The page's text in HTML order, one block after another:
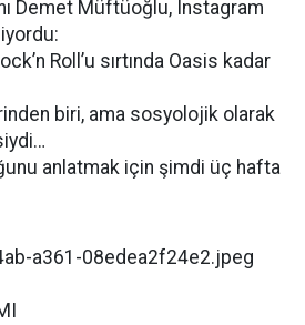
Demet Müftüoğlu, Instagram
Roll’u sırtında Oasis kadar
biri, ama sosyolojik olarak
anlatmak için şimdi üç hafta